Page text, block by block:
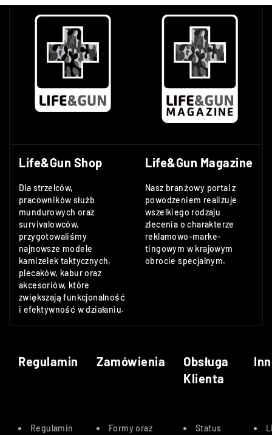
Life&Gun Shop
Dla strzelców,
pracowników służb
mundurowych oraz
survivalowców,
przygotowaliśmy
najnowsze modele
kamizelek taktycznych,
plecaków, kabur oraz
akcesoriów, które
zwiększają funkcjonalność
i efektywność w działaniu.
Life&Gun Magazine
Nasz branżowy portal z
powodzeniem realizuje
wszelkiego rodzaju
zlecenia o charakterze
reklamowo-marke-
tingowym w krajowym
obrocie specjalnym.
Regulamin Zamówienia
Obsługa
Klienta
Regulamin
Formy oraz
Status